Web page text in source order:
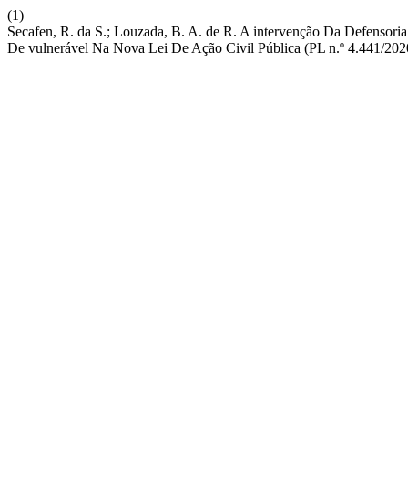
(1)
Secafen, R. da S.; Louzada, B. A. de R. A intervenção Da
De vulnerável Na Nova Lei De Ação Civil Pública (PL n.º 4.441/